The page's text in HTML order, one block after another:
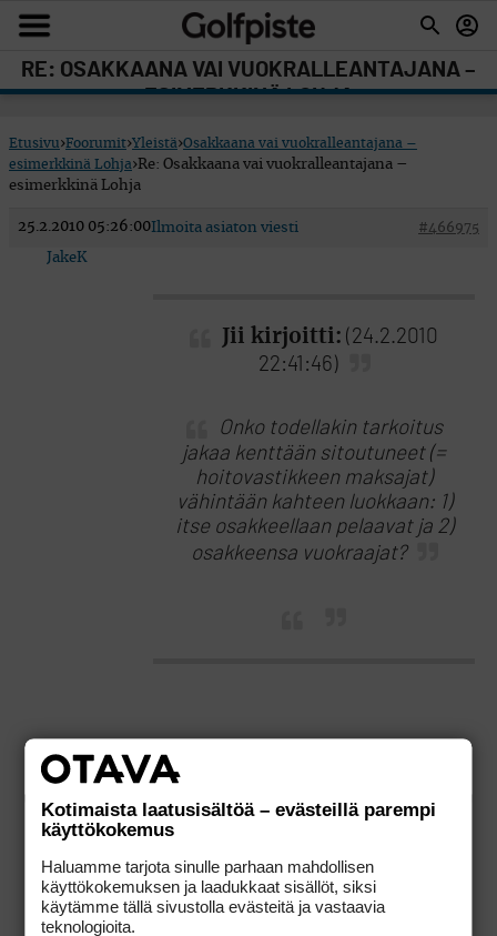
RE: OSAKKAANA VAI VUOKRALLEANTAJANA –
ESIMERKKINÄ LOHJA
Etusivu›Foorumit›Yleistä›Osakkaana vai vuokralleantajana –
esimerkkinä Lohja›Re: Osakkaana vai vuokralleantajana –
esimerkkinä Lohja
25.2.2010 05:26:00 #466975
Ilmoita asiaton viesti
JakeK
Jii kirjoitti: (24.2.2010
22:41:46)
Onko todellakin tarkoitus
jakaa kenttään sitoutuneet (=
hoitovastikkeen maksajat)
vähintään kahteen luokkaan: 1)
itse osakkeellaan pelaavat ja 2)
osakkeensa vuokraajat?
Ovathan nuo aina olleet eri luokassa 1) pelaa ja
2) ei pelaa ko. osakkeella. Ei nitä voi verrata
keskenään.
Kuulostaa että puhut siitä että oletusrvoisesti
osakkeenomistajalla pitäisi olla oikeus siirtää
KAIKKI oikeutensa vuokralaiselleen tai muuten
hän ei ole tasa-arvoinen osakkeella pelaavan
Kotimaista laatusisältöä – evästeillä parempi
käyttökokemus
Haluamme tarjota sinulle parhaan mahdollisen
käyttökokemuksen ja laadukkaat sisällöt, siksi
käytämme tällä sivustolla evästeitä ja vastaavia
teknologioita.